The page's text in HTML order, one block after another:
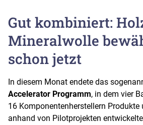
Gut kombiniert:
Mineralwolle
schon jetzt
In diesem Monat endete das
Accelerator Programm, in dem vier
16 Komponentenherstellern Produkte
anhand von Pilotprojekten